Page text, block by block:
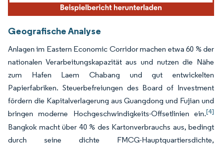
Geografische Analyse
Anlagen im Eastern Economic Corridor machen etwa 60 % der
nationalen Verarbeitungskapazität aus und nutzen die Nähe
zum Hafen Laem Chabang und gut entwickelten
Papierfabriken. Steuerbefreiungen des Board of Investment
fördern die Kapitalverlagerung aus Guangdong und Fujian und
bringen moderne Hochgeschwindigkeits-Offsetlinien ein.[4]
Bangkok macht über 40 % des Kartonverbrauchs aus, bedingt
durch seine dichte FMCG-Hauptquartiersdichte,